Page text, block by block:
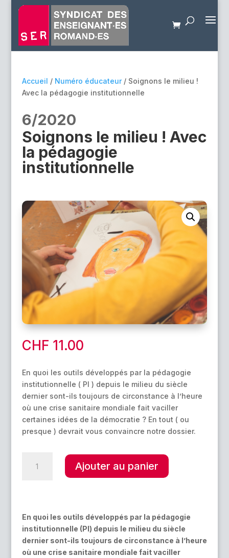
Accueil / Numéro éducateur/ Soignons le milieu !
Avec la pédagogie institutionnelle
6/2020
Soignons le milieu ! Avec
la pédagogie
institutionnelle
CHF 11.00
En quoi les outils développés par la pédagogie
institutionnelle ( PI ) depuis le milieu du siècle
dernier sont-ils toujours de circonstance à l’heure
où une crise sanitaire mondiale fait vaciller
certaines idées de la démocratie ? En tout ( ou
presque ) devrait vous convaincre notre dossier.
!
Avec
la
pédagogie
Ajouter au panier
A
n
a
t
i
En quoi les outils développés par la pédagogie
institutionnelle (PI) depuis le milieu du siècle
dernier sont-ils toujours de circonstance à l’heure
où une crise sanitaire mondiale fait vaciller